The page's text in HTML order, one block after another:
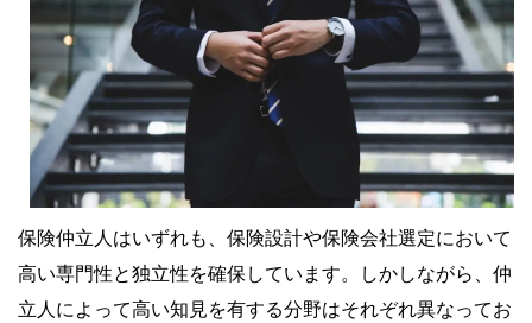
保険仲立人はいずれも、保険設計や保険会社選定において
高い専門性と独立性を確保しています。しかしながら、仲
立人によって高い知見を有する分野はそれぞれ異なってお